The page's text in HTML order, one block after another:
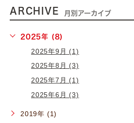
ARCHIVE 月別アーカイブ
2025年 (8)
2025年9月 (1)
2025年8月 (3)
2025年7月 (1)
2025年6月 (3)
2019年 (1)